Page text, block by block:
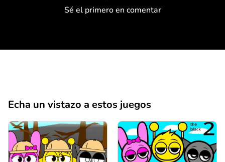
Sé el primero en comentar
Echa un vistazo a estos juegos